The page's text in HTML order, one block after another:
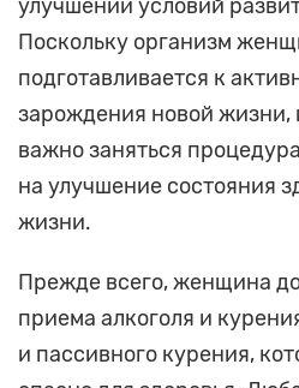
улучшении условий
Поскольку организм
подготавливается к
зарождения новой жизни,
важно заняться
на улучшение состояния
жизни.
Прежде всего, женщина
приема алкоголя и
и пассивного курения,